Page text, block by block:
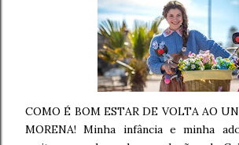
COMO É BOM ESTAR DE VOLTA AO
MORENA! Minha infância e minha